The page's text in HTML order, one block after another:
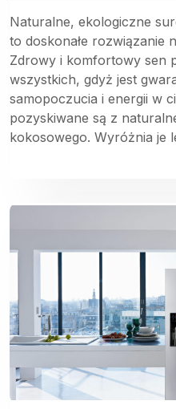
Naturalne, ekologiczne
to doskonałe rozwiązanie
Zdrowy i komfortowy sen
wszystkich, gdyż jest
samopoczucia i energii w
pozyskiwane są z
kokosowego. Wyróżnia je